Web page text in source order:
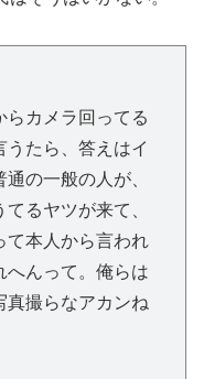
らカメラ回ってる
うたら、答えはイ
の一般の人が、
るヤツが来て、
て本人から言われ
へんって。俺らは
真撮らなアカンね